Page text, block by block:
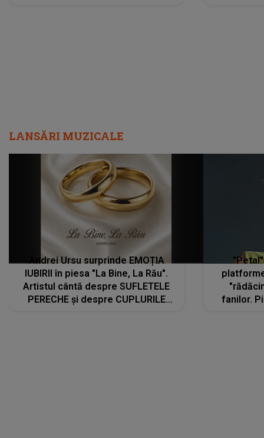
LANSĂRI MUZICALE
Andrei Ursu surprinde EMOȚIA
IUBIRII în piesa "La Bine, La Rău".
Artistul cântă despre SUFLETELE
PERECHE și despre CUPLURILE
fanilor.